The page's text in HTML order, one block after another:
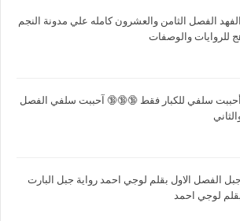
الفصل الثامن والعشرون كامله علي مدونة النجم
للروايات والوصفات
أحببت سلفي للكبار فقط 🔞🔞🔞 آحببت سلفي الفصل
الفصل الاول بقلم لوجي احمد رواية جبل البارت
لوجي احمد